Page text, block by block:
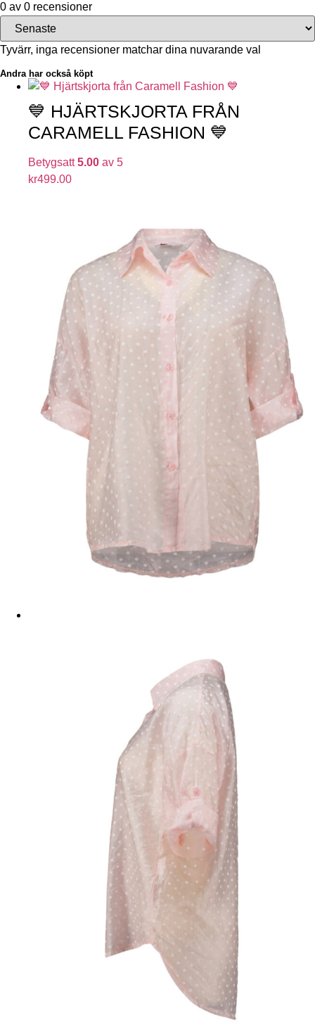
0 av 0 recensioner
Tyvärr, inga recensioner matchar dina nuvarande val
Andra har också köpt
💙 HJÄRTSKJORTA FRÅN
CARAMELL FASHION 💙
Betygsatt5.00 av 5
kr499.00